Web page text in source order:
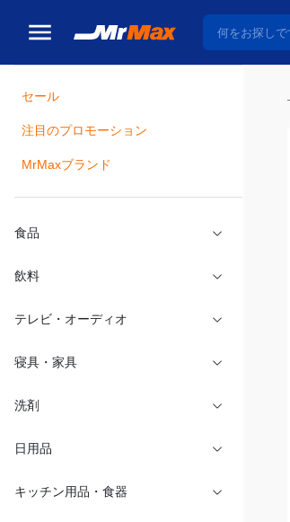
セール
注目のプロモーション
MrMaxブランド
食品
飲料
テレビ・オーディオ
寝具・家具
洗剤
日用品
キッチン用品・食器